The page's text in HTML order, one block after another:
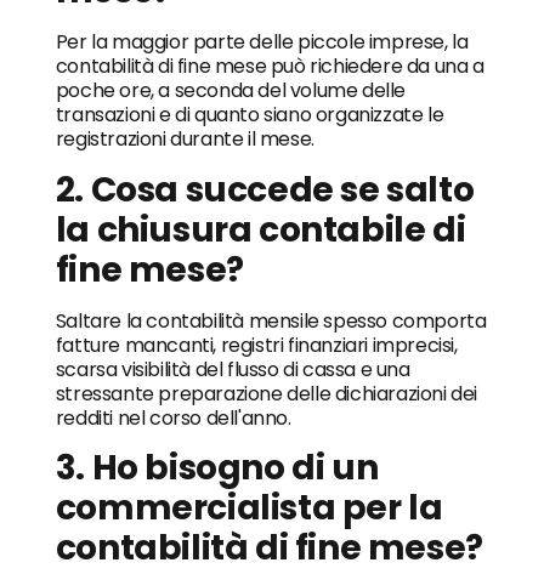
Per la maggior parte delle piccole imprese, la
contabilità di fine mese può richiedere da una a
poche ore, a seconda del volume delle
transazioni e di quanto siano organizzate le
registrazioni durante il mese.
2. Cosa succede se salto
la chiusura contabile di
fine mese?
Saltare la contabilità mensile spesso comporta
fatture mancanti, registri finanziari imprecisi,
scarsa visibilità del flusso di cassa e una
stressante preparazione delle dichiarazioni dei
redditi nel corso dell'anno.
3. Ho bisogno di un
commercialista per la
contabilità di fine mese?